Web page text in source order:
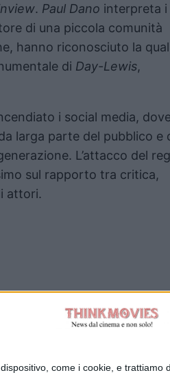
come i cookie, e
. Paul Dano interpreta i
di una piccola comunità
hanno riconosciuto la
di Day-Lewis,
i social media,
larga parte del pubblico e
L’attacco del
sul rapporto tra critica,
attori.